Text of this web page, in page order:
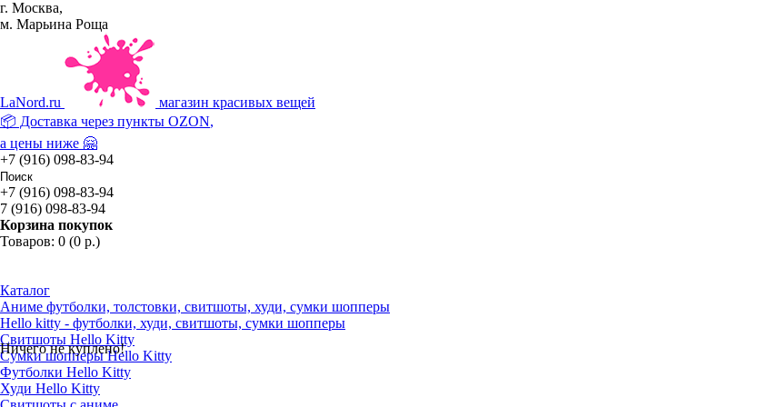
г. Москва,
м. Марьина Роща
LaNord.ru
магазин красивых вещей
📦 Доставка через пункты OZON,
а цены ниже 🤗
+7 (916) 098-83-94
+7 (916) 098-83-94
7 (916) 098-83-94
Корзина покупок
Товаров: 0 (0 р.)
Ничего не куплено!
Каталог
Аниме футболки, толстовки, свитшоты, худи, сумки шопперы
Hello kitty - футболки, худи, свитшоты, сумки шопперы
Свитшоты Hello Kitty
Сумки шопперы Hello Kitty
Футболки Hello Kitty
Худи Hello Kitty